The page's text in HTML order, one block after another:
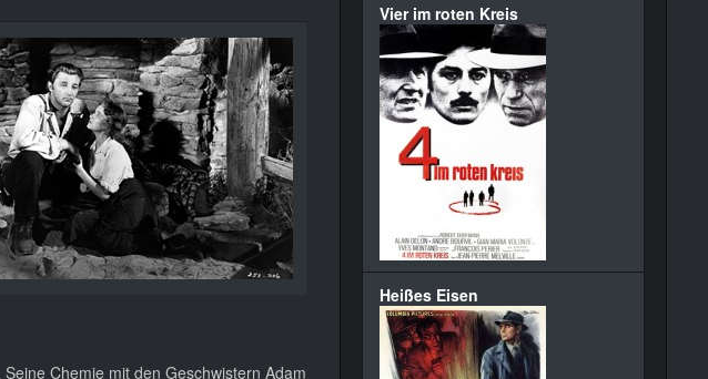
Chemie mit den Geschwistern Adam
Vier im roten Kreis
Heißes Eisen